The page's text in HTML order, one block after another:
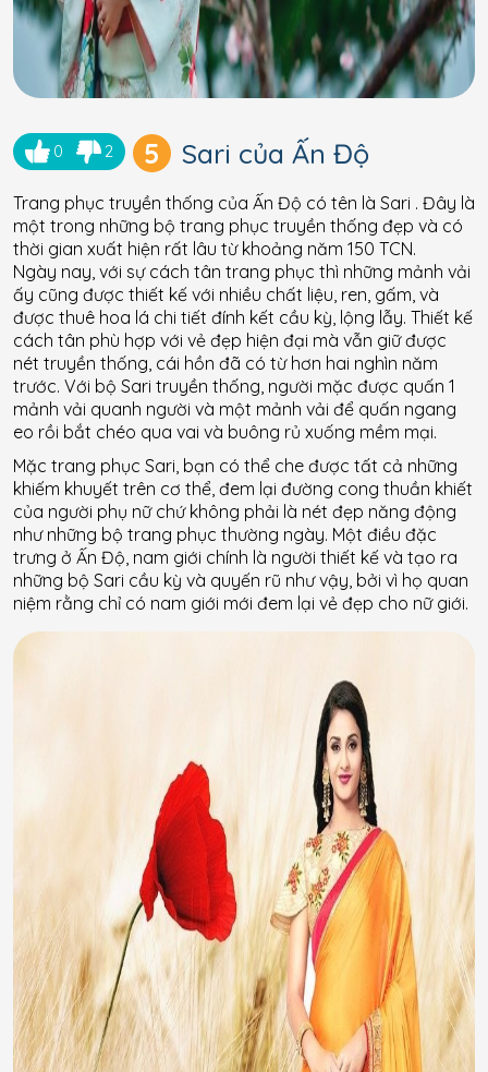
0 2 5 Sari của Ấn Độ
Trang phục truyền thống của Ấn Độ có tên là Sari . Đây là
một trong những bộ trang phục truyền thống đẹp và có
thời gian xuất hiện rất lâu từ khoảng năm 150 TCN.
Ngày nay, với sự cách tân trang phục thì những mảnh vải
ấy cũng được thiết kế với nhiều chất liệu, ren, gấm, và
được thuê hoa lá chi tiết đính kết cầu kỳ, lộng lẫy. Thiết kế
cách tân phù hợp với vẻ đẹp hiện đại mà vẫn giữ được
nét truyền thống, cái hồn đã có từ hơn hai nghìn năm
trước. Với bộ Sari truyền thống, người mặc được quấn 1
mảnh vải quanh người và một mảnh vải để quấn ngang
eo rồi bắt chéo qua vai và buông rủ xuống mềm mại.
Mặc trang phục Sari, bạn có thể che được tất cả những
khiếm khuyết trên cơ thể, đem lại đường cong thuần khiết
của người phụ nữ chứ không phải là nét đẹp năng động
như những bộ trang phục thường ngày. Một điều đặc
trưng ở Ấn Độ, nam giới chính là người thiết kế và tạo ra
những bộ Sari cầu kỳ và quyến rũ như vậy, bởi vì họ quan
niệm rằng chỉ có nam giới mới đem lại vẻ đẹp cho nữ giới.